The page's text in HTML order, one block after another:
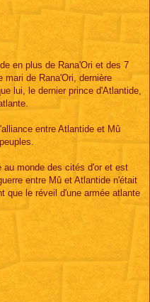
en plus de Rana'Ori et des 7
de Rana'Ori, dernière
lui, le dernier prince d'Atlantide,
entre Atlantide et Mû
au monde des cités d'or et est
entre Mû et Atlantide n'était
que le réveil d'une armée atlante